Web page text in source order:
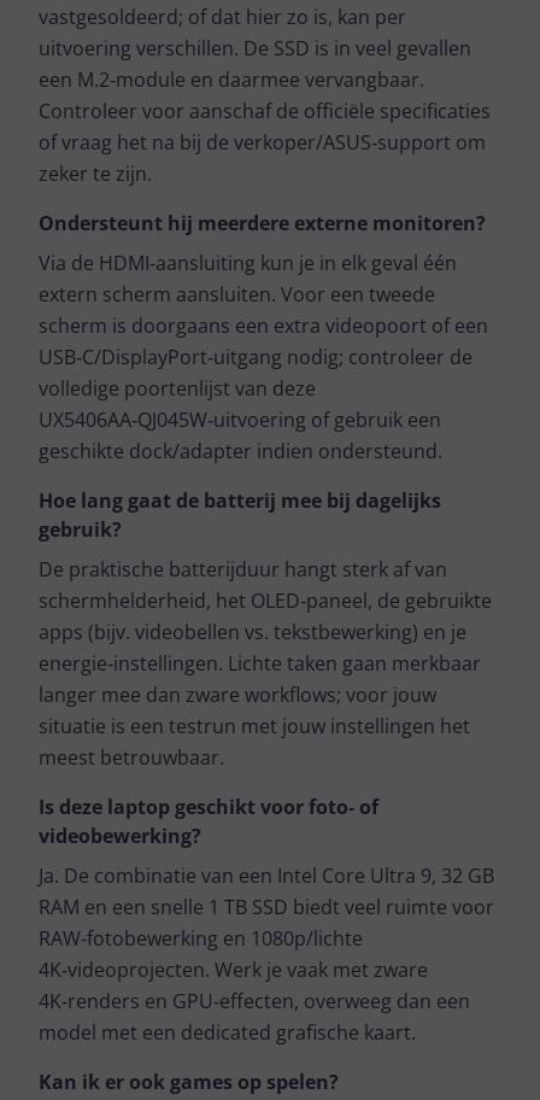
vastgesoldeerd; of dat hier zo is, kan per
uitvoering verschillen. De SSD is in veel gevallen
een M.2‑module en daarmee vervangbaar.
Controleer voor aanschaf de officiële specificaties
of vraag het na bij de verkoper/ASUS‑support om
zeker te zijn.
Ondersteunt hij meerdere externe monitoren?
Via de HDMI‑aansluiting kun je in elk geval één
extern scherm aansluiten. Voor een tweede
scherm is doorgaans een extra videopoort of een
USB‑C/DisplayPort‑uitgang nodig; controleer de
volledige poortenlijst van deze
UX5406AA‑QJ045W‑uitvoering of gebruik een
geschikte dock/adapter indien ondersteund.
Hoe lang gaat de batterij mee bij dagelijks
gebruik?
De praktische batterijduur hangt sterk af van
schermhelderheid, het OLED‑paneel, de gebruikte
apps (bijv. videobellen vs. tekstbewerking) en je
energie‑instellingen. Lichte taken gaan merkbaar
langer mee dan zware workflows; voor jouw
situatie is een testrun met jouw instellingen het
meest betrouwbaar.
Is deze laptop geschikt voor foto‑ of
videobewerking?
Ja. De combinatie van een Intel Core Ultra 9, 32 GB
RAM en een snelle 1 TB SSD biedt veel ruimte voor
RAW‑fotobewerking en 1080p/lichte
4K‑videoprojecten. Werk je vaak met zware
4K‑renders en GPU‑effecten, overweeg dan een
model met een dedicated grafische kaart.
Kan ik er ook games op spelen?